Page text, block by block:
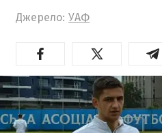
Джерело: УАФ